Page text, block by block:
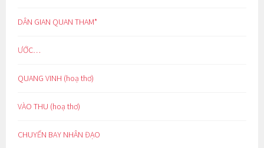
DÂN GIAN QUAN THAM*
ƯỚC…
QUANG VINH (hoạ thơ)
VÀO THU (hoạ thơ)
CHUYẾN BAY NHÂN ĐẠO